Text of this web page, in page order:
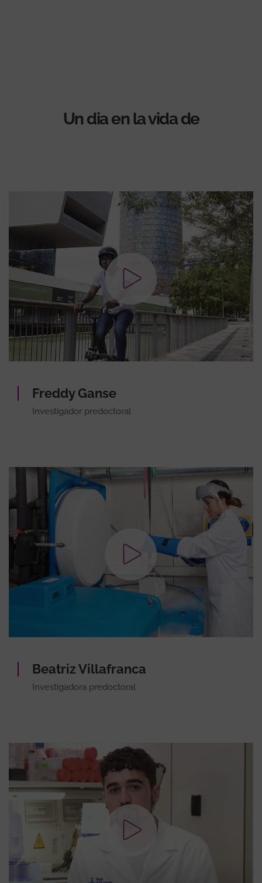
Un dia en la vida de
Freddy Ganse
Investigador predoctoral
Beatriz Villafranca
Investigadora predoctoral